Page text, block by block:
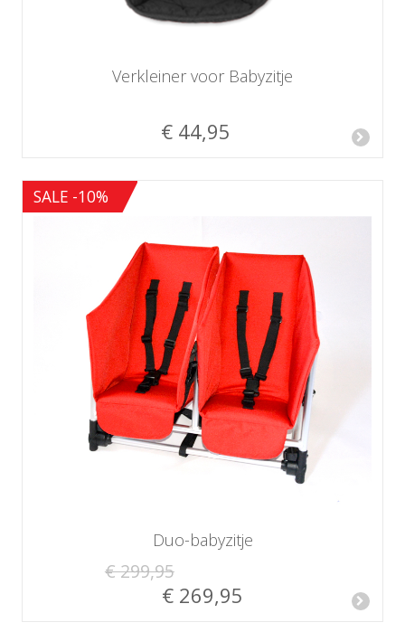
Verkleiner voor Babyzitje
€ 44,95
SALE -10%
Duo-babyzitje
€ 299,95
€ 269,95